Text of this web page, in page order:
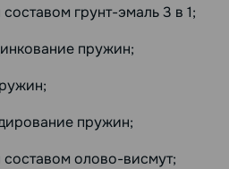
грунт-эмаль 3 в 1;
пружин;
пружин;
олово-висмут;